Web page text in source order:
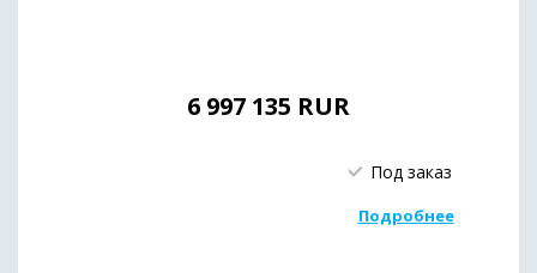
6 997 135 RUR
Под заказ
Подробнее